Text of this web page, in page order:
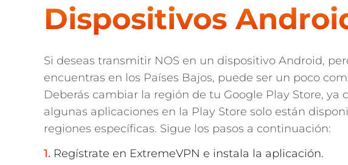
Dispositivos
Si deseas transmitir NOS en un dispositivo Android,
encuentras en los Países Bajos, puede ser un poco
Deberás cambiar la región de tu Google Play Store, ya
algunas aplicaciones en la Play Store solo están
regiones específicas. Sigue los pasos a continuación:
Regístrate en ExtremeVPN e instala la aplicación.